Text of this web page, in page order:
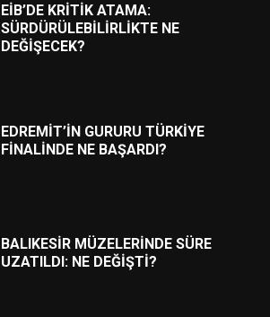
EİB’DE KRİTİK ATAMA:
SÜRDÜRÜLEBİLİRLİKTE NE
DEĞİŞECEK?
EDREMİT’İN GURURU TÜRKİYE
FİNALİNDE NE BAŞARDI?
BALIKESİR MÜZELERİNDE SÜRE
UZATILDI: NE DEĞİŞTİ?